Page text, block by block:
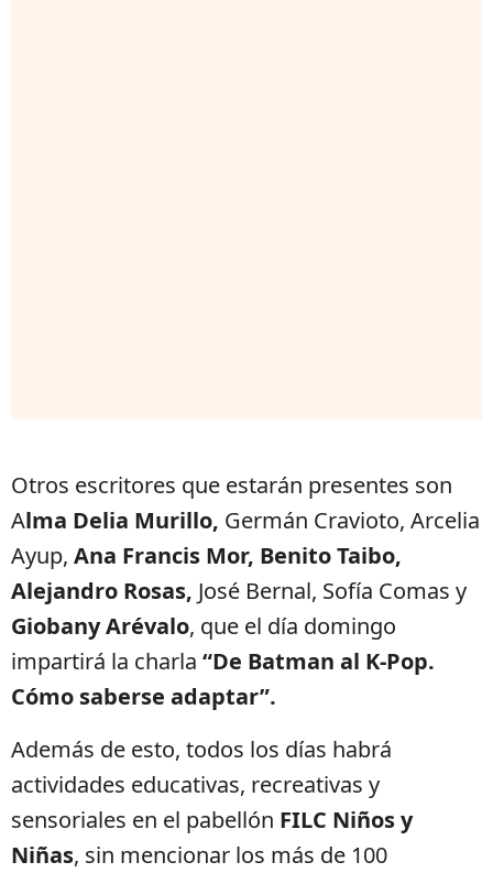
Otros escritores que estarán presentes son
Alma Delia Murillo, Germán Cravioto, Arcelia
Ayup, Ana Francis Mor, Benito Taibo,
Alejandro Rosas, José Bernal, Sofía Comas y
Giobany Arévalo, que el día domingo
impartirá la charla “De Batman al K-Pop.
Cómo saberse adaptar”.
Además de esto, todos los días habrá
actividades educativas, recreativas y
sensoriales en el pabellón FILC Niños y
Niñas, sin mencionar los más de 100